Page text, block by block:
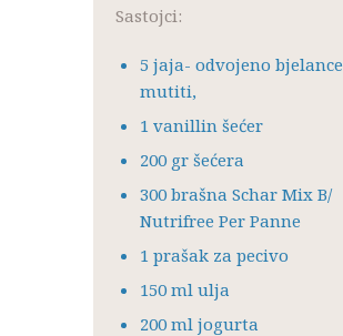
Sastojci:
5 jaja- odvojeno bjelance
mutiti,
1 vanillin šećer
200 gr šećera
300 brašna Schar Mix B/
Nutrifree Per Panne
1 prašak za pecivo
150 ml ulja
200 ml jogurta